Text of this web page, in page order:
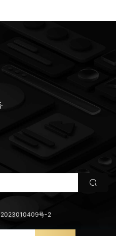
2023010409号-2